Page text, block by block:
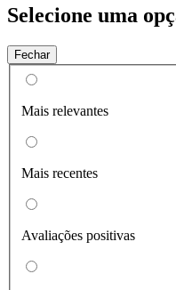
Selecione uma
Fechar
Mais relevantes
Mais recentes
Avaliações positivas